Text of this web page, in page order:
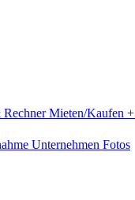
RechnerMieten/Kaufen +
Unternehmen Fotos